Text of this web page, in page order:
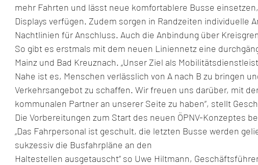
mehr Fahrten und lässt neue komfortablere Busse
Displays verfügen. Zudem sorgen in Randzeiten individuelle
Nachtlinien für Anschluss. Auch die Anbindung über
So gibt es erstmals mit dem neuen Liniennetz eine
Mainz und Bad Kreuznach. „Unser Ziel als
Nahe ist es, Menschen verlässlich von A nach B zu bringen
Verkehrsangebot zu schaffen. Wir freuen uns darüber, mit
kommunalen Partner an unserer Seite zu haben“, stellt
Die Vorbereitungen zum Start des neuen ÖPNV-Konzeptes
„Das Fahrpersonal ist geschult, die letzten Busse werden
sukzessiv die Busfahrpläne an den
Haltestellen ausgetauscht“ so Uwe Hiltmann,